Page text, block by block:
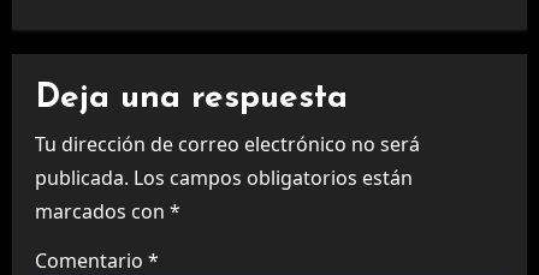
Deja una respuesta
Tu dirección de correo electrónico no será
publicada. Los campos obligatorios están
marcados con *
Comentario *